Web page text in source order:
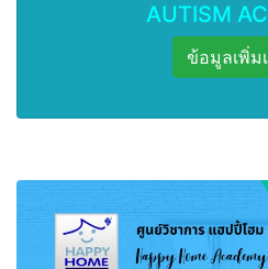
AUTISM
ข้อมูลเพิ่ม